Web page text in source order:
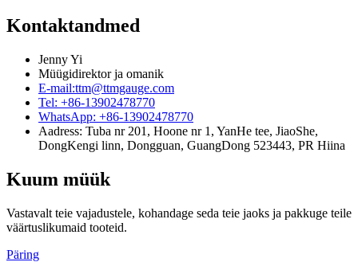
Kontaktandmed
Jenny Yi
Müügidirektor ja omanik
E-mail:ttm@ttmgauge.com
Tel: +86-13902478770
WhatsApp: +86-13902478770
Aadress: Tuba nr 201, Hoone nr 1, YanHe tee, JiaoShe,
DongKengi linn, Dongguan, GuangDong 523443, PR Hiina
Kuum müük
Vastavalt teie vajadustele, kohandage seda teie jaoks ja pakkuge teile
väärtuslikumaid tooteid.
Päring